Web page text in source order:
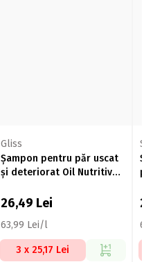
Gliss
Șampon pentru păr uscat
și deteriorat Oil Nutritive
26,49 Lei
63,99 Lei/l
3 x 25,17 Lei